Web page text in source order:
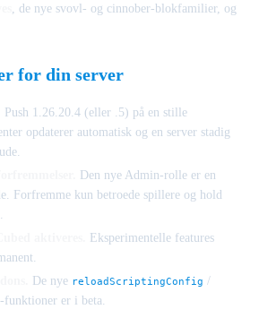
, de nye svovl- og cinnober-blokfamilier, og
for din server
Push 1.26.20.4 (eller .5) på en stille
opdaterer automatisk og en server stadig
Den nye Admin-rolle er en
Forfremme kun betroede spillere og hold
Eksperimentelle features
De nye reloadScriptingConfig /
-funktioner er i beta.